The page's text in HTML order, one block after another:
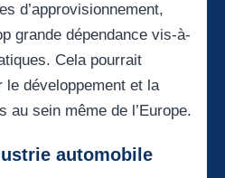
d’approvisionnement,
grande dépendance vis-à-
Cela pourrait
le développement et la
au sein même de l’Europe.
automobile